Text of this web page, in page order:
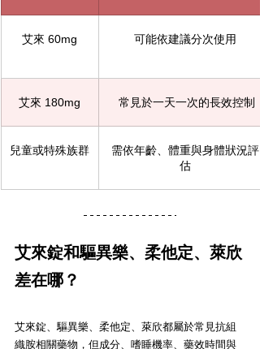
艾來 60mg 可能依建議分次使用
艾來 180mg 常見於一天一次的長效控制
兒童或特殊族群
需依年齡、體重與身體狀況評
估
艾來錠和驅異樂、柔他定、萊欣
差在哪？
艾來錠、驅異樂、柔他定、萊欣都屬於常見抗組
織胺相關藥物，但成分、嗜睡機率、藥效時間與